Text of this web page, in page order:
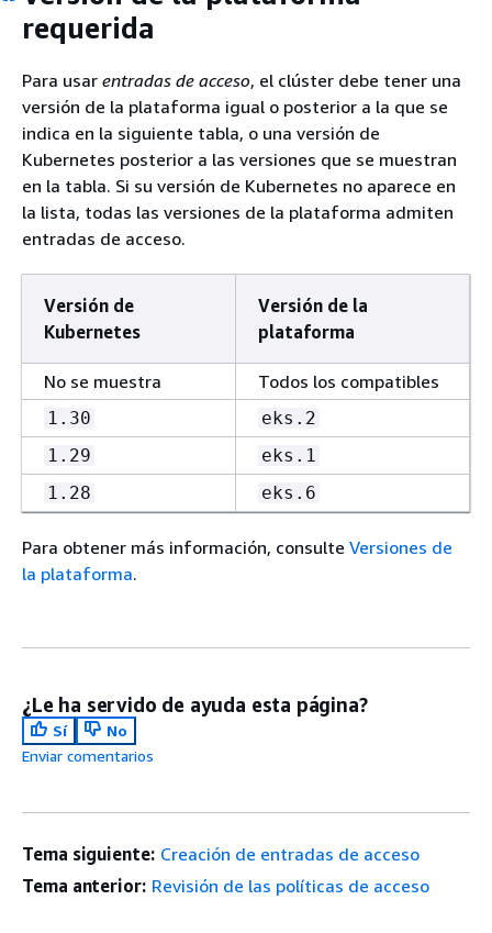
requerida
Para usar entradas de acceso, el clúster debe tener una
versión de la plataforma igual o posterior a la que se
indica en la siguiente tabla, o una versión de
Kubernetes posterior a las versiones que se muestran
en la tabla. Si su versión de Kubernetes no aparece en
la lista, todas las versiones de la plataforma admiten
entradas de acceso.
Versión de
Kubernetes
Versión de la
plataforma
No se muestra Todos los compatibles
1.30
eks.2
1.29
eks.1
1.28
eks.6
Para obtener más información, consulte Versiones de
la plataforma.
¿Le ha servido de ayuda esta página?
Sí
No
Enviar comentarios
Tema siguiente: Creación de entradas de acceso
Tema anterior: Revisión de las políticas de acceso